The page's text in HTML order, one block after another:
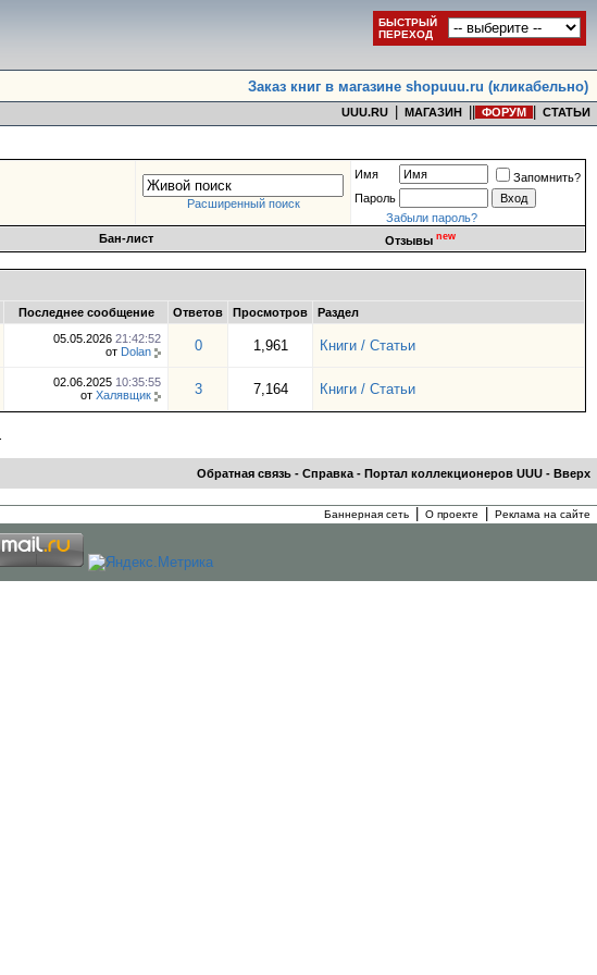
БЫСТРЫЙ
ПЕРЕХОД
Заказ книг в магазине shopuuu.ru (кликабельно)
UUU.RU МАГАЗИН ФОРУМ СТАТЬИ
Расширенный поиск
Имя
Запомнить?
Пароль
Забыли пароль?
Бан-лист Отзывы new
Последнее сообщение Ответов Просмотров Раздел
05.05.2026 21:42:52
от Dolan 0 1,961 Книги / Статьи
02.06.2025 10:35:55
от Халявщик 3 7,164 Книги / Статьи
Обратная связь - Справка - Портал коллекционеров UUU - Вверх
Баннерная сеть О проекте Реклама на сайте